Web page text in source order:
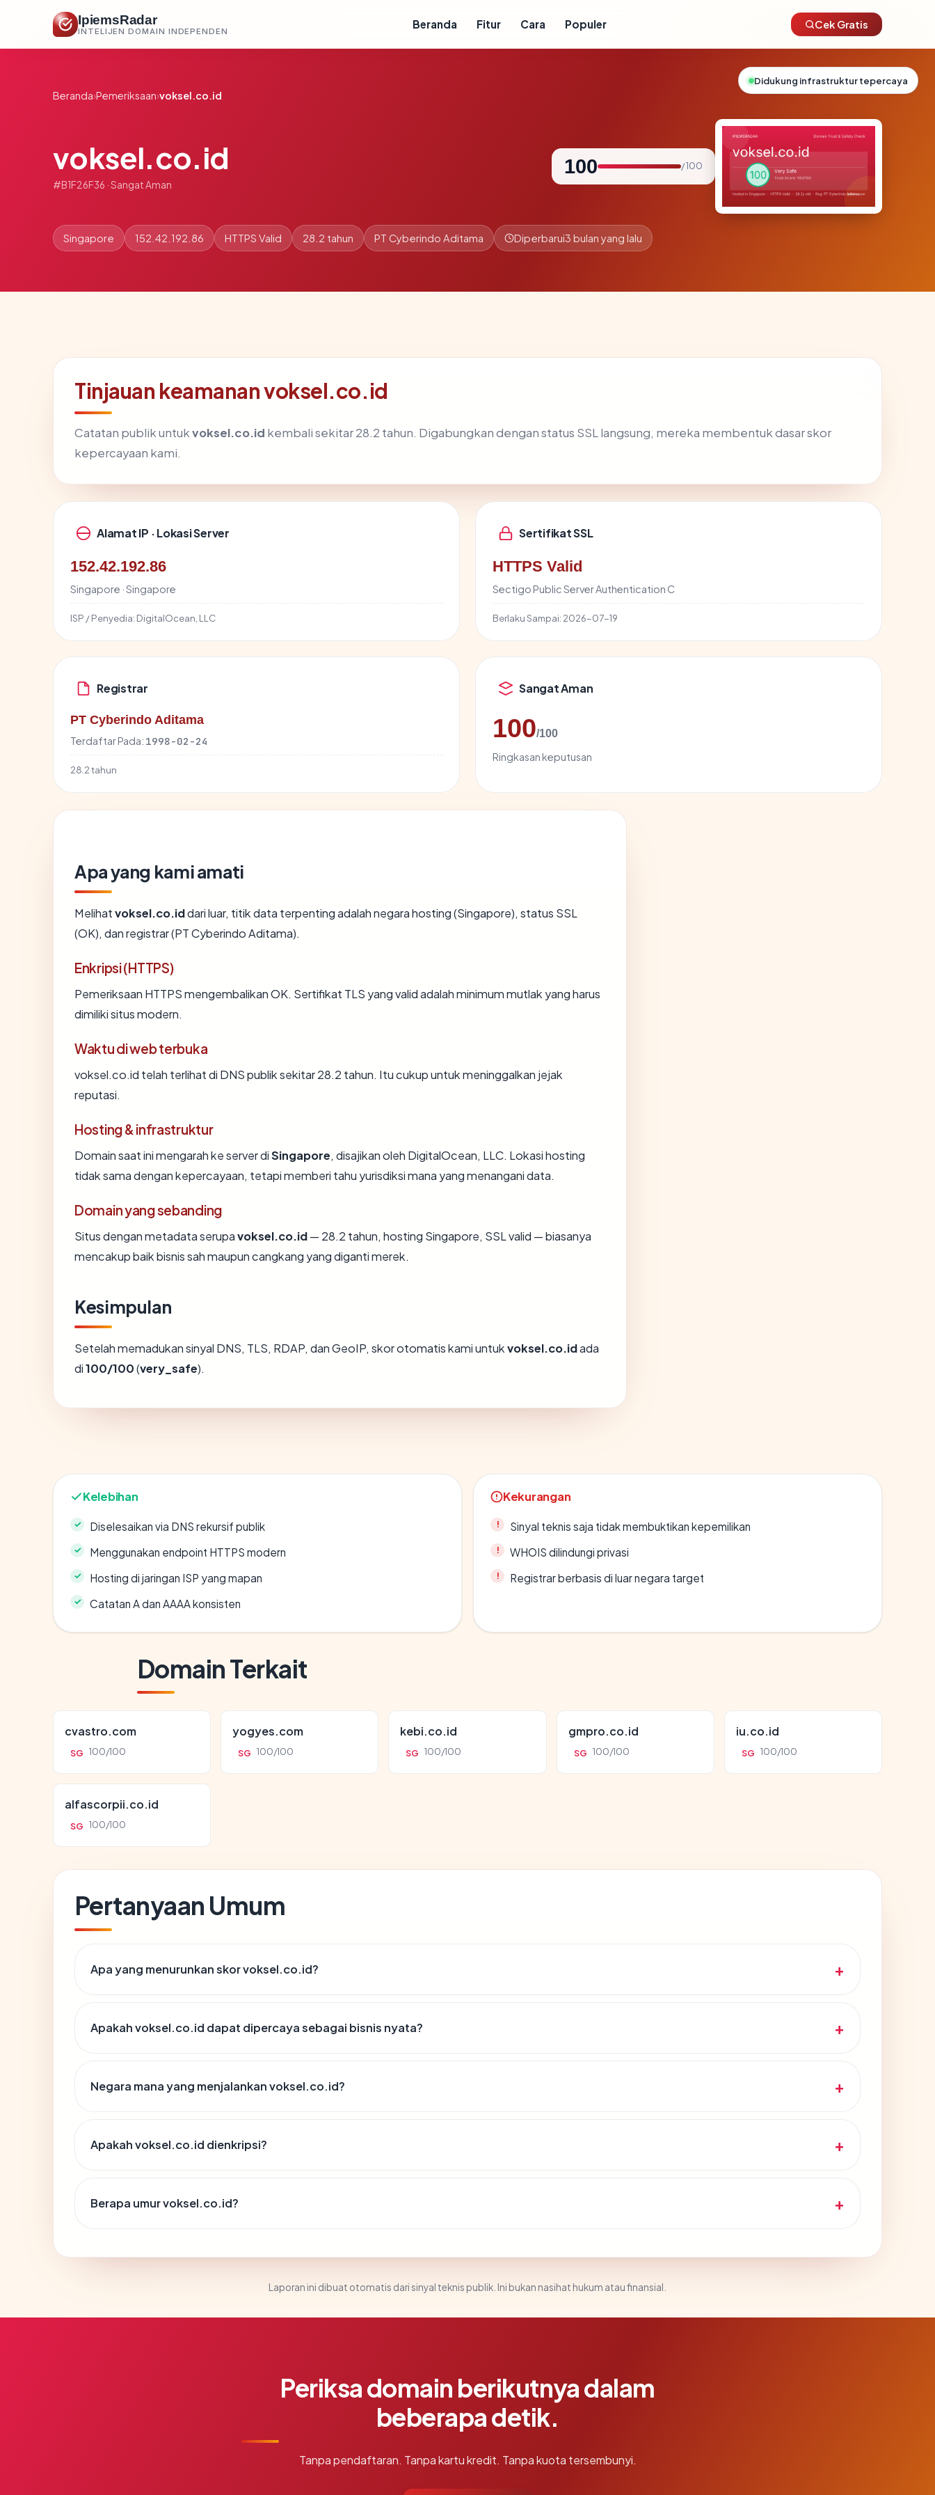
IpiemsRadar
INTELIJEN DOMAIN INDEPENDEN
Beranda Fitur Cara Populer Cek Gratis
Beranda›Pemeriksaan›voksel.co.id
voksel.co.id
#B1F26F36 · Sangat Aman
100 / 100
Singapore 152.42.192.86 HTTPS Valid 28.2 tahun PT Cyberindo Aditama Diperbarui3 bulan yang lalu
Tinjauan keamanan voksel.co.id
Catatan publik untukvoksel.co.id kembali sekitar 28.2 tahun. Digabungkan dengan status SSL langsung, mereka membentuk dasar skor
kepercayaan kami.
Alamat IP · Lokasi Server
152.42.192.86
Singapore · Singapore
ISP / Penyedia: DigitalOcean, LLC
Sertifikat SSL
HTTPS Valid
Sectigo Public Server Authentication C
Berlaku Sampai: 2026-07-19
Registrar
PT Cyberindo Aditama
Terdaftar Pada: 1998-02-24
28.2 tahun
Sangat Aman
100/100
Ringkasan keputusan
Apa yang kami amati
Melihatvoksel.co.iddari luar, titik data terpenting adalah negara hosting (Singapore), status SSL
(OK), dan registrar (PT Cyberindo Aditama).
Enkripsi (HTTPS)
Pemeriksaan HTTPS mengembalikan OK. Sertifikat TLS yang valid adalah minimum mutlak yang harus
dimiliki situs modern.
Waktu di web terbuka
voksel.co.id telah terlihat di DNS publik sekitar 28.2 tahun. Itu cukup untuk meninggalkan jejak
reputasi.
Hosting & infrastruktur
Domain saat ini mengarah ke server diSingapore, disajikan oleh DigitalOcean, LLC. Lokasi hosting
tidak sama dengan kepercayaan, tetapi memberi tahu yurisdiksi mana yang menangani data.
Domain yang sebanding
Situs dengan metadata serupavoksel.co.id— 28.2 tahun, hosting Singapore, SSL valid — biasanya
mencakup baik bisnis sah maupun cangkang yang diganti merek.
Kesimpulan
Setelah memadukan sinyal DNS, TLS, RDAP, dan GeoIP, skor otomatis kami untukvoksel.co.idada
di100/100(very_safe).
Kelebihan
Diselesaikan via DNS rekursif publik
Menggunakan endpoint HTTPS modern
Hosting di jaringan ISP yang mapan
Catatan A dan AAAA konsisten
Kekurangan
Sinyal teknis saja tidak membuktikan kepemilikan
WHOIS dilindungi privasi
Registrar berbasis di luar negara target
Domain Terkait
cvastro.com
SG 100/100
yogyes.com
SG 100/100
kebi.co.id
SG 100/100
gmpro.co.id
SG 100/100
iu.co.id
SG 100/100
alfascorpii.co.id
SG 100/100
Pertanyaan Umum
Apa yang menurunkan skor voksel.co.id?
Apakah voksel.co.id dapat dipercaya sebagai bisnis nyata?
Negara mana yang menjalankan voksel.co.id?
Apakah voksel.co.id dienkripsi?
Berapa umur voksel.co.id?
Laporan ini dibuat otomatis dari sinyal teknis publik. Ini bukan nasihat hukum atau finansial.
Periksa domain berikutnya dalam
beberapa detik.
Tanpa pendaftaran. Tanpa kartu kredit. Tanpa kuota tersembunyi.
Didukung infrastruktur tepercaya